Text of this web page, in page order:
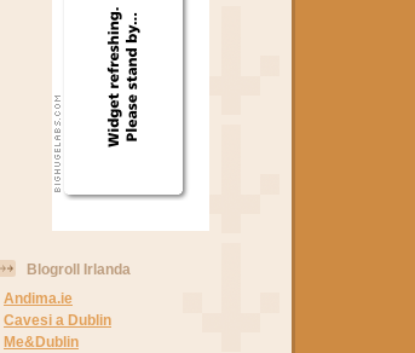
Blogroll Irlanda
Andima.ie
Cavesi a Dublin
Me&Dublin